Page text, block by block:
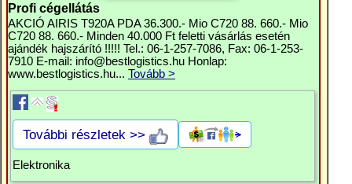
Profi cégellátás
AKCIÓ AIRIS T920A PDA 36.300.- Mio C720 88. 660.- Mio
C720 88. 660.- Minden 40.000 Ft feletti vásárlás esetén
ajándék hajszárító !!!!! Tel.: 06-1-257-7086, Fax: 06-1-253-
7910 E-mail: info@bestlogistics.hu Honlap:
www.bestlogistics.hu... Tovább >
További részletek >>
Elektronika